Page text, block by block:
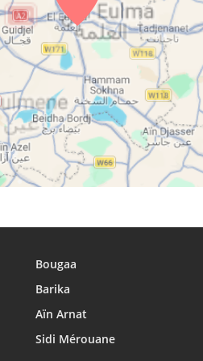
12:38 16:18
12:38 16:17
12:38 16:16
Bougaa
Barika
Aïn Arnat
Sidi Mérouane